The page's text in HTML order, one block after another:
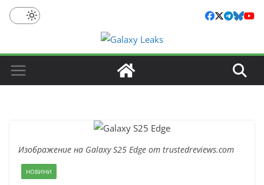
Skip
Изображение на Galaxy S25 Edge от trustedreviews.com
НОВИНИ